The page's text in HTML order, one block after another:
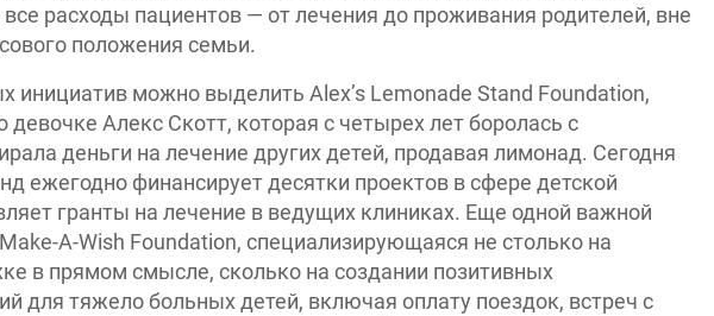
расходы пациентов — от лечения до проживания родителей, вне
положения семьи.
инициатив можно выделить Alex’s Lemonade Stand Foundation,
Алекс Скотт, которая с четырех лет боролась с
деньги на лечение других детей, продавая лимонад. Сегодня
ежегодно финансирует десятки проектов в сфере детской
гранты на лечение в ведущих клиниках. Еще одной важной
A-Wish Foundation, специализирующаяся не столько на
в прямом смысле, сколько на создании позитивных
для тяжело больных детей, включая оплату поездок, встреч с